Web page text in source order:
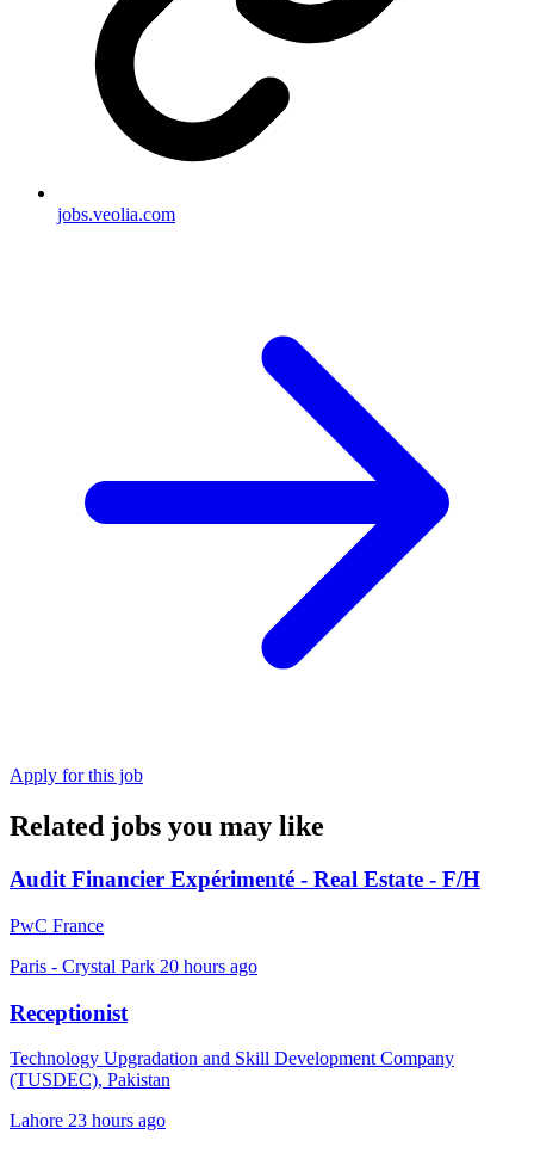
jobs.veolia.com
Apply for this job
Related jobs you may like
Audit Financier Expérimenté - Real Estate - F/H
PwC France
Paris - Crystal Park 20 hours ago
Receptionist
Technology Upgradation and Skill Development Company
(TUSDEC), Pakistan
Lahore 23 hours ago